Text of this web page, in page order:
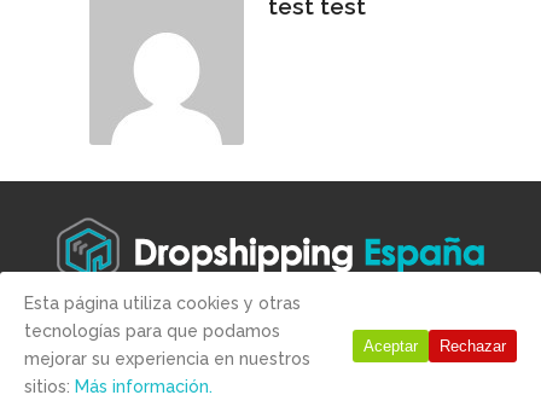
test test
Copyright © 2019 - Aviso legal-Condiciones de compra-Politica
de Privacidad -Politica de Cookies
Esta página utiliza cookies y otras
tecnologías para que podamos
mejorar su experiencia en nuestros
sitios: Más información.
Aceptar Rechazar